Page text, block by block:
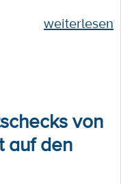
weiterlesen
von
auf den